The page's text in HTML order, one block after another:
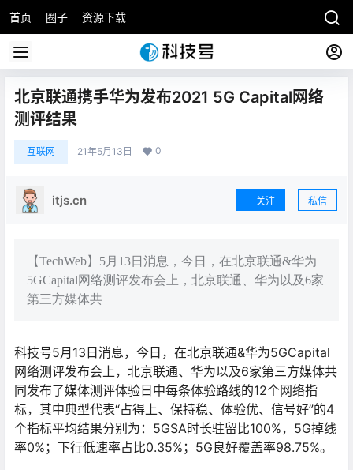
首页 圈子 资源下载
北京联通携手华为发布2021 5G Capital网络
测评结果
互联网 21年5月13日 0
itjs.cn 关注 私信
【TechWeb】5月13日消息，今日，在北京联通&华为
5GCapital网络测评发布会上，北京联通、华为以及6家
第三方媒体共
科技号5月13日消息，今日，在北京联通&华为5GCapital
网络测评发布会上，北京联通、华为以及6家第三方媒体共
同发布了媒体测评体验日中每条体验路线的12个网络指
标，其中典型代表“占得上、保持稳、体验优、信号好”的4
个指标平均结果分别为：5GSA时长驻留比100%，5G掉线
率0%；下行低速率占比0.35%；5G良好覆盖率98.75%。